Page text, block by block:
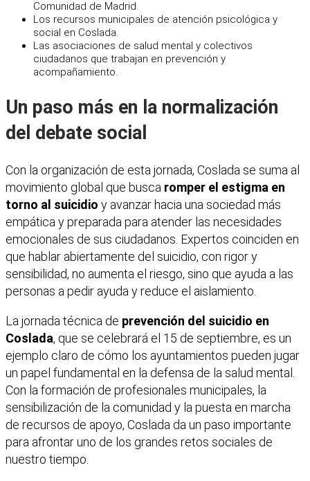
Comunidad de Madrid.
Los recursos municipales de atención psicológica y
social en Coslada.
Las asociaciones de salud mental y colectivos
ciudadanos que trabajan en prevención y
acompañamiento.
Un paso más en la normalización
del debate social
Con la organización de esta jornada, Coslada se suma al
movimiento global que busca romper el estigma en
torno al suicidio y avanzar hacia una sociedad más
empática y preparada para atender las necesidades
emocionales de sus ciudadanos. Expertos coinciden en
que hablar abiertamente del suicidio, con rigor y
sensibilidad, no aumenta el riesgo, sino que ayuda a las
personas a pedir ayuda y reduce el aislamiento.
La jornada técnica de prevención del suicidio en
Coslada, que se celebrará el 15 de septiembre, es un
ejemplo claro de cómo los ayuntamientos pueden jugar
un papel fundamental en la defensa de la salud mental.
Con la formación de profesionales municipales, la
sensibilización de la comunidad y la puesta en marcha
de recursos de apoyo, Coslada da un paso importante
para afrontar uno de los grandes retos sociales de
nuestro tiempo.